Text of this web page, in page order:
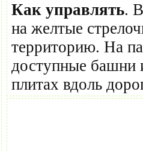
Как управлять.
на желтые
территорию. На
доступные башни
плитах вдоль